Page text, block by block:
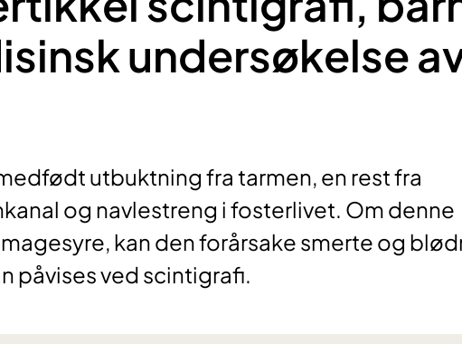
undersøkelse
utbuktning fra tarmen, en rest fra
og navlestreng i fosterlivet. Om denne
kan den forårsake smerte og
påvises ved scintigrafi.